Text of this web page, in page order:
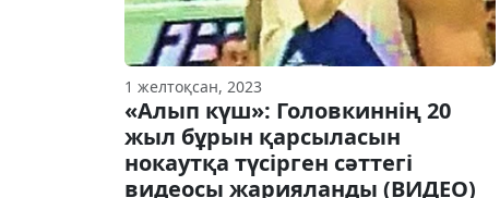
1 желтоқсан, 2023
«Алып күш»: Головкиннің 20
жыл бұрын қарсыласын
нокаутқа түсірген сәттегі
видеосы жарияланды (ВИДЕО)